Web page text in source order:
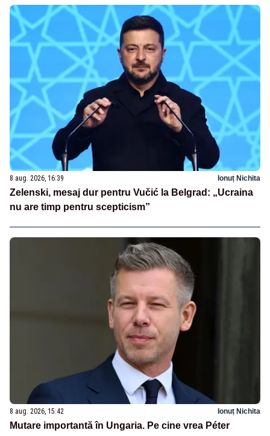
8 aug. 2026, 16:39 Ionuț Nichita
Zelenski, mesaj dur pentru Vučić la Belgrad: „Ucraina
nu are timp pentru scepticism”
8 aug. 2026, 15:42 Ionuț Nichita
Mutare importantă în Ungaria. Pe cine vrea Péter